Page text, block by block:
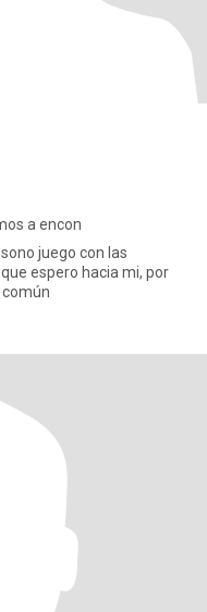
a encon
juego con las
espero hacia mi, por